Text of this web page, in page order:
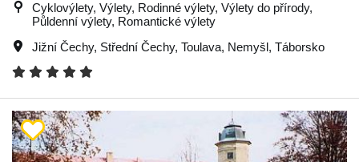
Cyklovýlety, Výlety, Rodinné výlety, Výlety do přírody,
Půldenní výlety, Romantické výlety
Jižní Čechy, Střední Čechy, Toulava, Nemyšl, Táborsko